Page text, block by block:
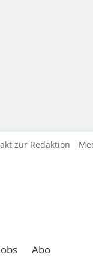
zur Redaktion
Abo